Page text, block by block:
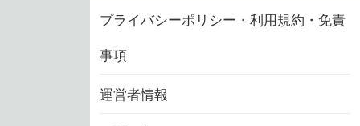
プライバシーポリシー・利用規約・免責
事項
運営者情報